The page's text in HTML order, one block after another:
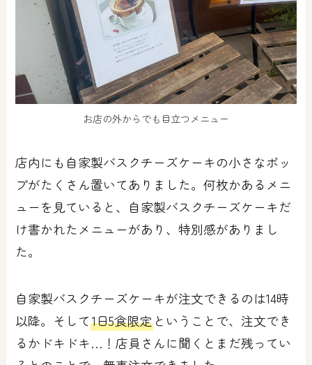
お店の外からでも目立つメニュー
店内にも自家製バスクチーズケーキの小さなポッ
プがたくさん置いてありました。何枚かあるメニ
ューを見ていると、自家製バスクチーズケーキだ
け書かれたメニューがあり、特別感がありまし
た。
自家製バスクチーズケーキが注文できるのは14時
以降。そして1日5食限定 ということで、注文でき
るかドキドキ…！店員さんに聞くとまだ残ってい